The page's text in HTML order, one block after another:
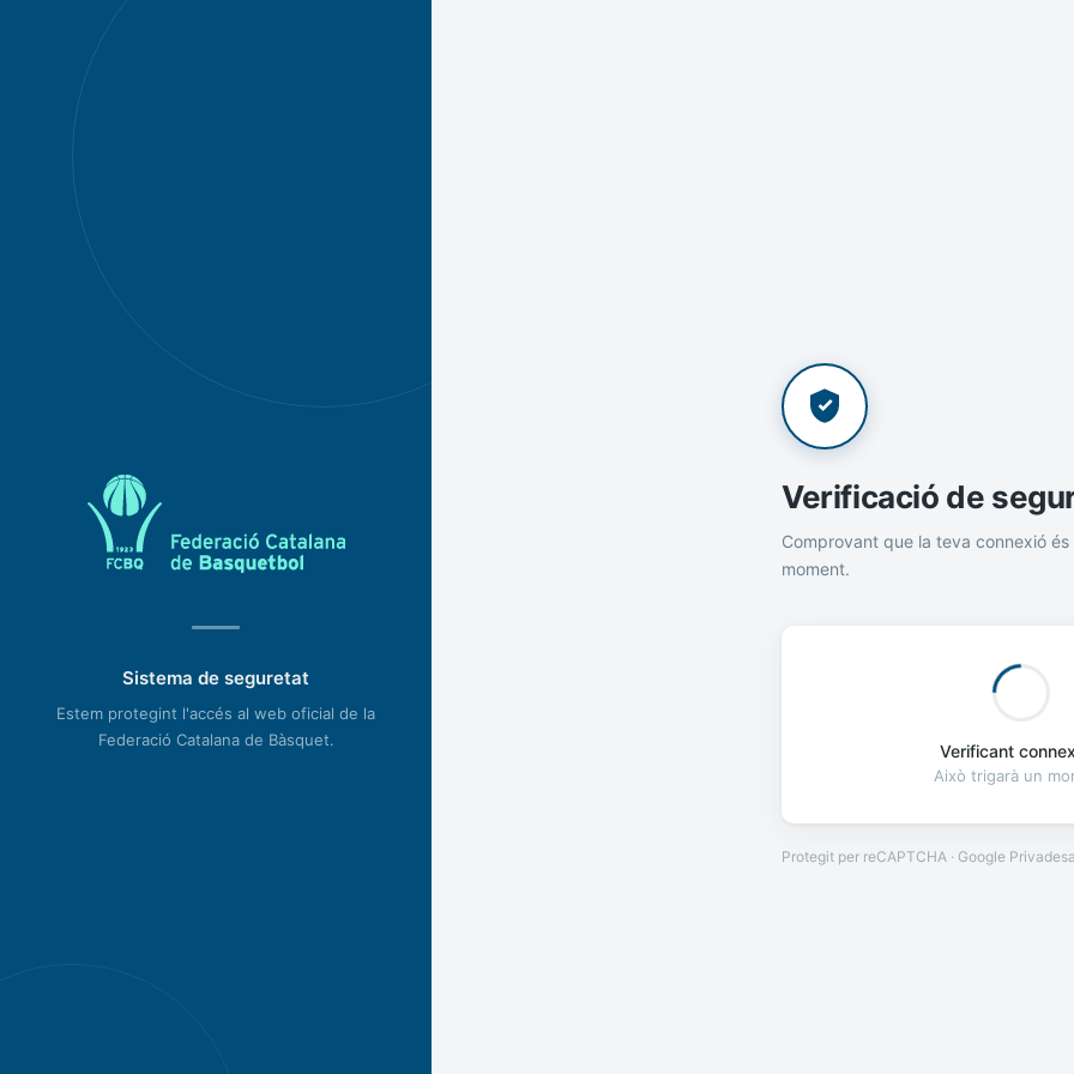
Sistema de seguretat
Estem protegint l'accés al web oficial de la
Federació Catalana de Bàsquet.
Verificació de
Comprovant que la teva connexió és
moment.
Verificant
Això trigarà un
Protegit per reCAPTCHA · Google Privadesa